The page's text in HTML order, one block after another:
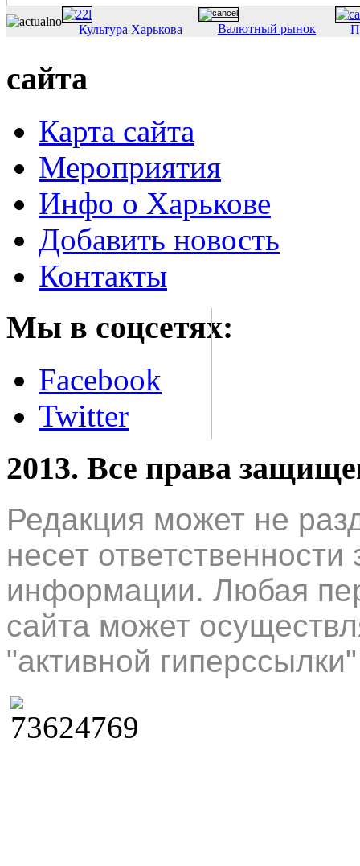
Культура Харькова Валютный рынок
сайта
Карта сайта
Мероприятия
Инфо о Харькове
Добавить новость
Контакты
Мы в соцсетях:
Facebook
Twitter
2013. Все права
Редакция может не
несет
информации. Любая
сайта может
"активной